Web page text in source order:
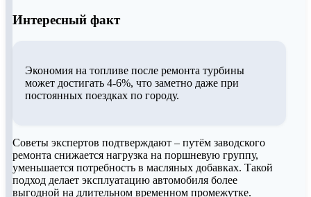
Интересный факт
Экономия на топливе после ремонта турбины
может достигать 4-6%, что заметно даже при
постоянных поездках по городу.
Советы экспертов подтверждают – путём заводского
ремонта снижается нагрузка на поршневую группу,
уменьшается потребность в масляных добавках. Такой
подход делает эксплуатацию автомобиля более
выгодной на длительном временном промежутке.